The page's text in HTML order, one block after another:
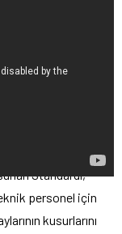
Standardı,
personel için
kusurlarını